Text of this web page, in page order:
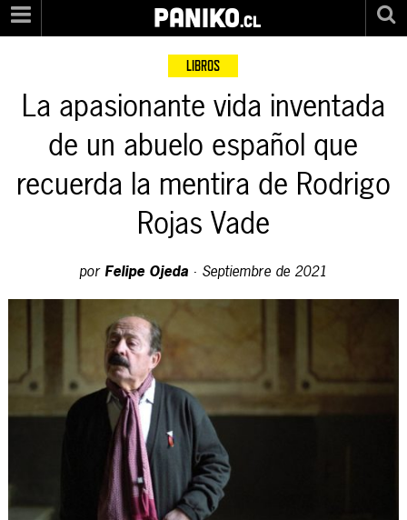
PANIKO.cl
LIBROS
La apasionante vida inventada
de un abuelo español que
recuerda la mentira de Rodrigo
Rojas Vade
por Felipe Ojeda · Septiembre de 2021